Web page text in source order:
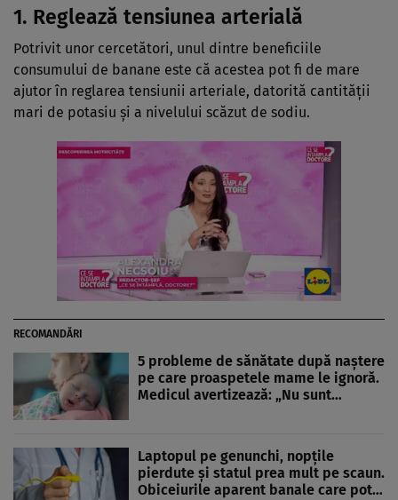
1. Reglează tensiunea arterială
Potrivit unor cercetători, unul dintre beneficiile
consumului de banane este că acestea pot fi de mare
ajutor în reglarea tensiunii arteriale, datorită cantității
mari de potasiu și a nivelului scăzut de sodiu.
RECOMANDĂRI
5 probleme de sănătate după naștere
pe care proaspetele mame le ignoră.
Medicul avertizează: „Nu sunt…
Laptopul pe genunchi, nopțile
pierdute și statul prea mult pe scaun.
Obiceiurile aparent banale care pot…